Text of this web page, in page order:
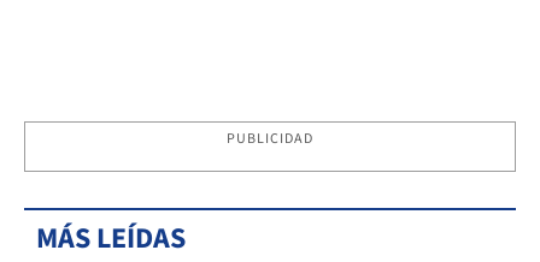
PUBLICIDAD
MÁS LEÍDAS